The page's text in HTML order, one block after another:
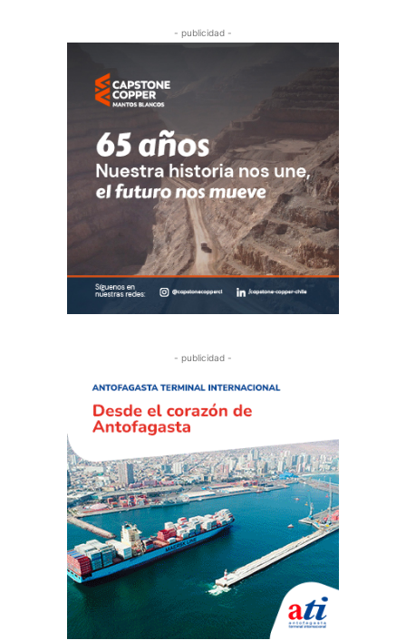
- publicidad -
- publicidad -